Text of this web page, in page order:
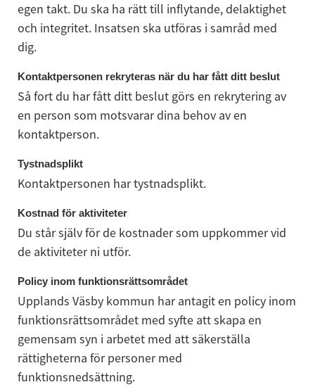
egen takt. Du ska ha rätt till inflytande, delaktighet
och integritet. Insatsen ska utföras i samråd med
dig.
Kontaktpersonen rekryteras när du har fått ditt beslut
Så fort du har fått ditt beslut görs en rekrytering av
en person som motsvarar dina behov av en
kontaktperson.
Tystnadsplikt
Kontaktpersonen har tystnadsplikt.
Kostnad för aktiviteter
Du står själv för de kostnader som uppkommer vid
de aktiviteter ni utför.
Policy inom funktionsrättsområdet
Upplands Väsby kommun har antagit en policy inom
funktionsrättsområdet med syfte att skapa en
gemensam syn i arbetet med att säkerställa
rättigheterna för personer med
funktionsnedsättning.